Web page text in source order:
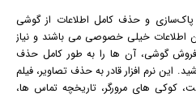
پاک‌سازی و حذف کامل اطلاعات از گوشی
خیلی خصوصی می باشند و نیاز
گوشی، آن ها را به طور کامل حذف
این نرم افزار قادر به حذف تصاویر، فیلم
کوکی های مرورگر، تاریخچه تماس ها،